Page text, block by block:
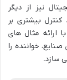
نیز از دیگر
کنترل بیشتری بر
ارائه مثال های
خواننده را
سازد.